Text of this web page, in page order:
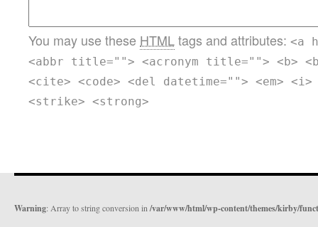
You may use these HTMLtags and attributes: <a
<abbr title=""> <acronym title=""> <b>
<cite> <code> <del datetime=""> <em>
<strike> <strong>
Warning: Array to string conversion in /var/www/html/wp-content/themes/kirby/